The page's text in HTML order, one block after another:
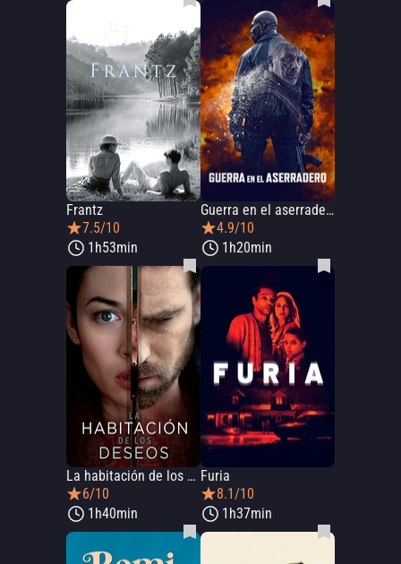
Frantz
7.5/10
1h53min
Guerra en el aserradero
4.9/10
1h20min
La habitación de los deseos
6/10
1h40min
Furia
8.1/10
1h37min